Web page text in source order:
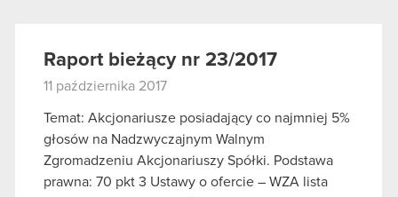
Raport bieżący nr 23/2017
11 października 2017
Temat: Akcjonariusze posiadający co najmniej 5%
głosów na Nadzwyczajnym Walnym
Zgromadzeniu Akcjonariuszy Spółki. Podstawa
prawna: 70 pkt 3 Ustawy o ofercie – WZA lista